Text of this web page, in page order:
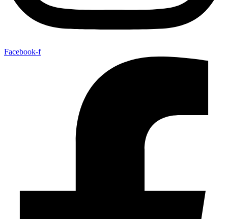
Facebook-f